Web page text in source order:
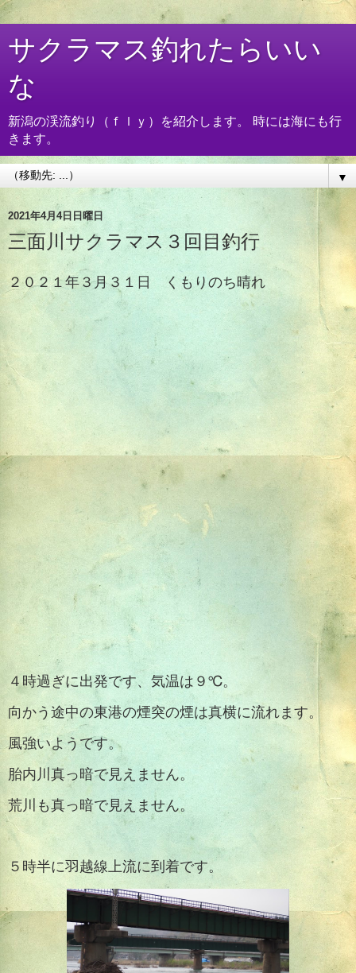
サクラマス釣れたらいい
な
新潟の渓流釣り（ｆｌｙ）を紹介します。 時には海にも行
きます。
▼
2021年4月4日日曜日
三面川サクラマス３回目釣行
２０２１年３月３１日 くもりのち晴れ
４時過ぎに出発です、 気温は９℃。
向かう途中の東港の煙突の煙は真横に流れます。
風強いようです。
胎内川真っ暗で見えません。
荒川も真っ暗で見えません。
５時半に羽越線上流に到着です。